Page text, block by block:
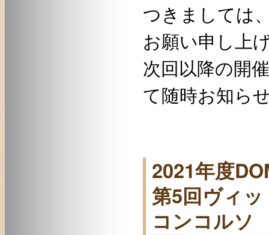
つきましては
お願い申し上
次回以降の開
て随時お知ら
2021年度
第5回ヴィ
コンコルソ